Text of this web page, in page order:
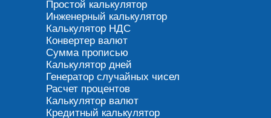
Простой калькулятор
Инженерный калькулятор
Калькулятор НДС
Конвертер валют
Сумма прописью
Калькулятор дней
Генератор случайных чисел
Расчет процентов
Калькулятор валют
Кредитный калькулятор